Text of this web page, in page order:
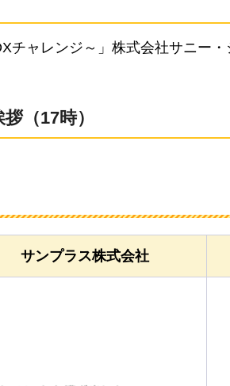
チャレンジ～」株式会社サニー
（17時）
サンプラス株式会社